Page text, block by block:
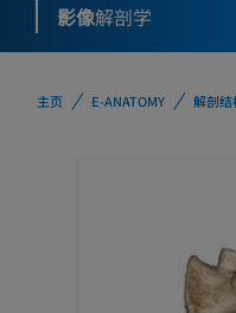
影像解剖学
主页 E-ANATOMY 解剖结